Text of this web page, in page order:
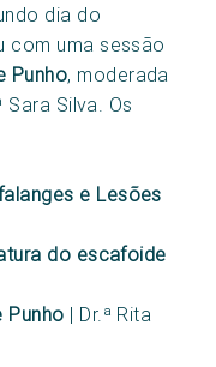
dia do
com uma sessão
Punho, moderada
Sara Silva. Os
e Lesões
do escafoide
Punho | Dr.ª Rita